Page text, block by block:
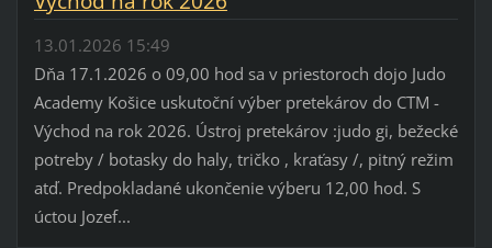
13.01.2026 15:49
Dňa 17.1.2026 o 09,00 hod sa v priestoroch dojo Judo
Academy Košice uskutoční výber pretekárov do CTM -
Východ na rok 2026. Ústroj pretekárov :judo gi, bežecké
potreby / botasky do haly, tričko , kraťasy /, pitný režim
atď. Predpokladané ukončenie výberu 12,00 hod. S
úctou Jozef...